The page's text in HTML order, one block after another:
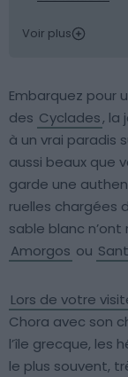
Voir plus
Embarquez pour
des Cyclades, la
à un vrai paradis
aussi beaux que
garde une
ruelles chargées
sable blanc n’ont
Amorgos ou
Lors de votre
Chora avec son
l’île grecque, les
le plus souvent,